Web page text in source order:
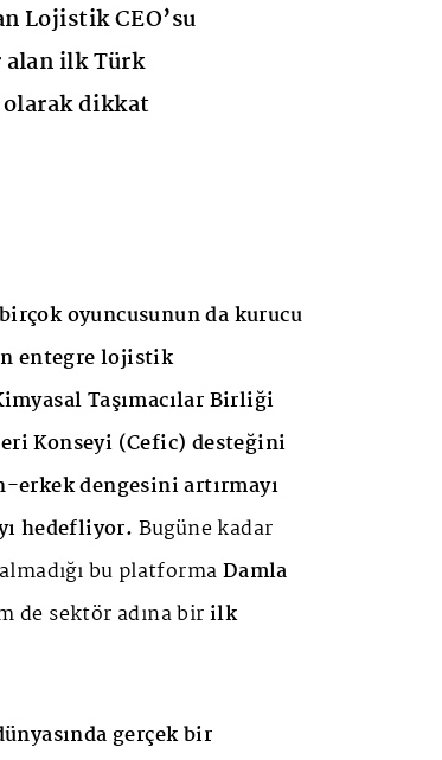
Lojistik CEO’su
alan ilk Türk
dikkat
oyuncusunun da kurucu
entegre lojistik
Taşımacılar Birliği
Konseyi (Cefic) desteğini
dengesini artırmayı
hedefliyor. Bugüne kadar
bu platformaDamla
de sektör adına birilk
gerçek bir